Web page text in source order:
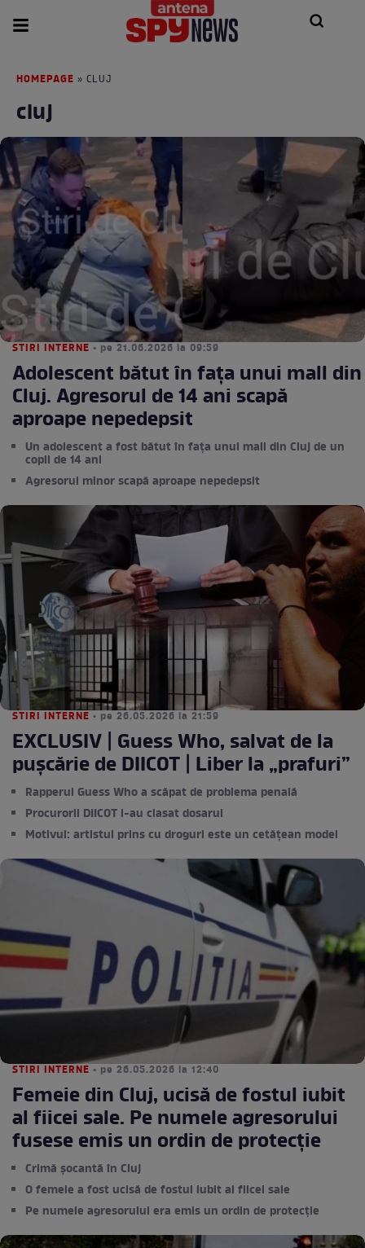
HOMEPAGE » CLUJ
cluj
STIRI INTERNE • pe 21.06.2026 la 09:59
Adolescent bătut în fața unui mall din
Cluj. Agresorul de 14 ani scapă
aproape nepedepsit
Un adolescent a fost bătut în fața unui mall din Cluj de un
copil de 14 ani
Agresorul minor scapă aproape nepedepsit
STIRI INTERNE • pe 26.05.2026 la 21:59
EXCLUSIV | Guess Who, salvat de la
pușcărie de DIICOT | Liber la „prafuri”
Rapperul Guess Who a scăpat de problema penală
Procurorii DIICOT i-au clasat dosarul
Motivul: artistul prins cu droguri este un cetățean model
STIRI INTERNE • pe 26.05.2026 la 12:40
Femeie din Cluj, ucisă de fostul iubit
al fiicei sale. Pe numele agresorului
fusese emis un ordin de protecție
Crimă șocantă în Cluj
O femeie a fost ucisă de fostul iubit al fiicei sale
Pe numele agresorului era emis un ordin de protecție